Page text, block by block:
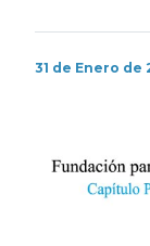
31 de Enero de